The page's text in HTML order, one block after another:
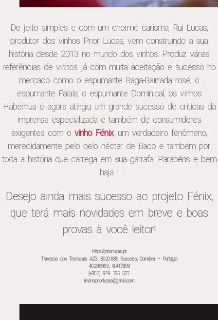
De jeito simples e com um enorme carisma, Rui Lucas,
produtor dos vinhos Prior Lucas, vem construindo a sua
história desde 2013 no mundo dos vinhos. Produz várias
referências de vinhos já com muita aceitação e sucesso no
mercado como o espumante Baga-Bairrada rosé, o
espumante Falala, o espumante Dominical, os vinhos
Habemus e agora atingiu um grande sucesso de críticas da
imprensa especializada e também de consumidores
exigentes com o vinho Fénix, um verdadeiro fenômeno,
merecidamente pelo belo néctar de Baco e também por
toda a história que carrega em sua garrafa. Parabéns e bem
haja !
Desejo ainda mais sucesso ao projeto Fénix,
que terá mais novidades em breve e boas
provas à você leitor!
https://priorlucas.pt
Travessa dos Troviscais AZ3, 3020-886 Souselas, Coimbra – Portugal
40.296863, -8.417809
(+351) 919 195 577
invinopriorlucas@gmail.com